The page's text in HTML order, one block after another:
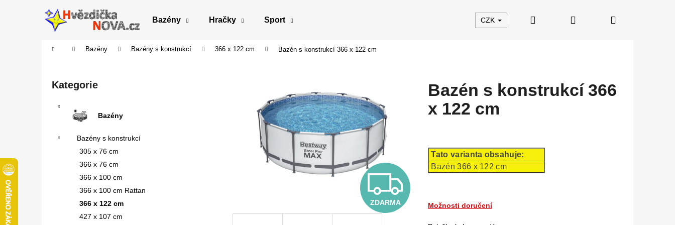
Bazény Hračky Sport CZK Hledat PřihlášeníNákupní
Domů Bazény Bazény s konstrukcí 366 x 122 cm Bazén s konstrukcí 366 x 122 cm
Přeskočit
kategorie
Kategorie
Bazény
Bazény s konstrukcí
305 x 76 cm
366 x 76 cm
366 x 100 cm
366 x 100 cm Rattan
366 x 122 cm
427 x 107 cm
Bazén s konstrukcí 366
x 122 cm
Tato varianta obsahuje:
Bazén 366 x 122 cm
Možnosti doručení
Z
ZDARMA
Zpět
Zpět
Co potřebujete najít?
HLEDAT
Doporučujeme